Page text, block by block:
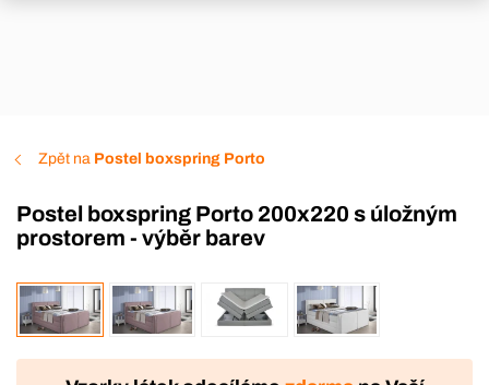
Zpět na Postel boxspring Porto
Postel boxspring Porto 200x220 s úložným
prostorem - výběr barev
VÝROBA
DOPRAVA ZDARMA